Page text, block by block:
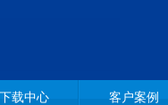
下载中心 客户案例